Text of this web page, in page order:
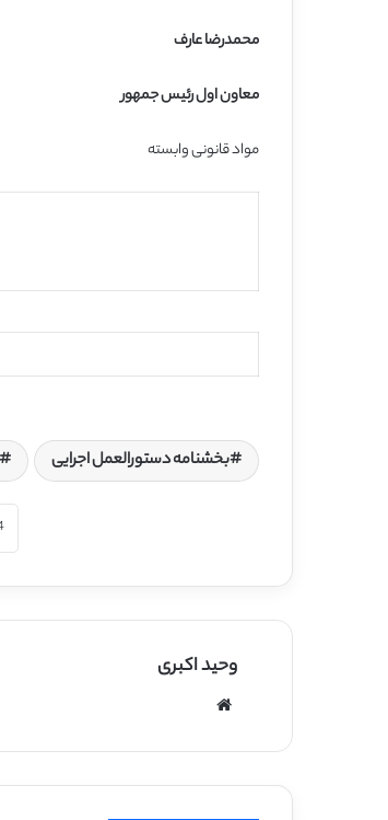
محمدرضا عارف
معاون اول رئیس جمهور
مواد قانونی وابسته
بخشنامه دستورالعمل اجرایی
وحید اکبری